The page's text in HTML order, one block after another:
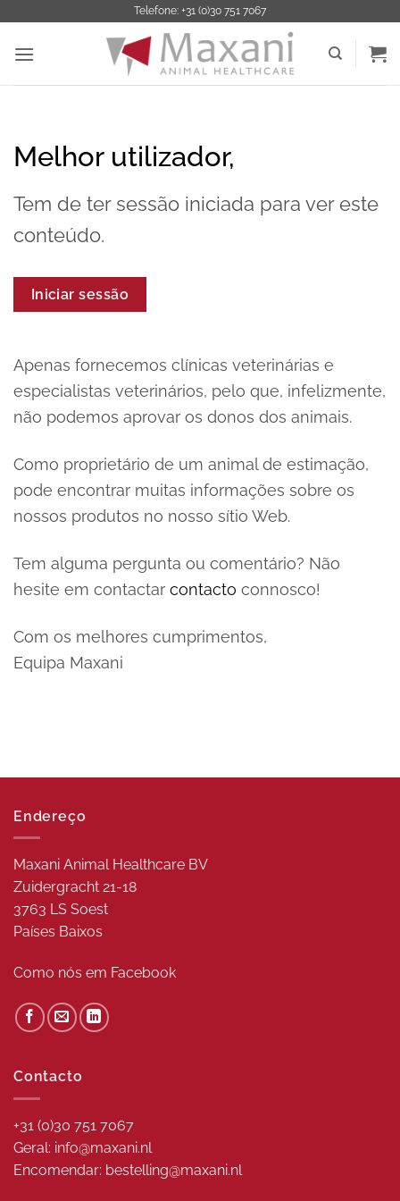
Telefone: +31 (0)30 751 7067
Melhor utilizador,
Tem de ter sessão iniciada para ver este
conteúdo.
Iniciar sessão
Apenas fornecemos clínicas veterinárias e
especialistas veterinários, pelo que, infelizmente,
não podemos aprovar os donos dos animais.
Como proprietário de um animal de estimação,
pode encontrar muitas informações sobre os
nossos produtos no nosso sítio Web.
Tem alguma pergunta ou comentário? Não
hesite em contactar contacto connosco!
Com os melhores cumprimentos,
Equipa Maxani
Endereço
Maxani Animal Healthcare BV
Zuidergracht 21-18
3763 LS Soest
Países Baixos
Como nós em Facebook
Contacto
+31 (0)30 751 7067
Geral: info@maxani.nl
Encomendar: bestelling@maxani.nl